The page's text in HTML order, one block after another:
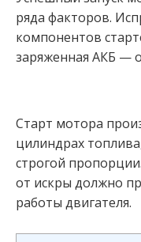
ряда факторов.
компонентов
заряженная АКБ —
Старт мотора
цилиндрах
строгой
от искры должно
работы двигателя.